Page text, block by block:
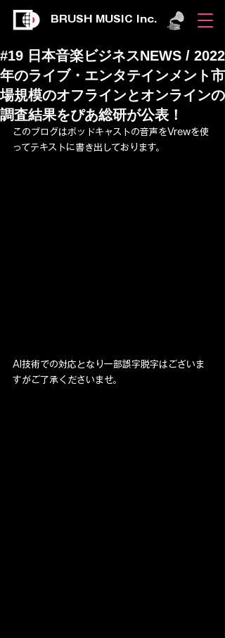
BRUSH MUSIC Inc.
#19 日本音楽ビジネスNEWS / 2022
年のライブ・エンタテインメント市
場規模のオフラインとオンラインの
調査結果をぴあ総研が公表！
このブログはポッドキャストの音声をVrewを使
ってテキストに書き出しております。
AI技術での対応となり一部誤字脱字はございま
すがご了承くださいませ。